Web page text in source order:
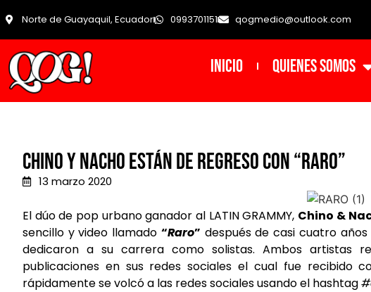
Norte de Guayaquil, Ecuador 0993701151 qogmedio@outlook.com
INICIO Quienes Somos
CHINO Y NACHO ESTÁN DE REGRESO CON “RARO”
13 marzo 2020
El dúo de pop urbano ganador al LATIN GRAMMY, Chino &
sencillo y video llamado “Raro” después de casi cuatro
dedicaron a su carrera como solistas. Ambos artistas
publicaciones en sus redes sociales el cual fue recibido
rápidamente se volcó a las redes sociales usando el hashtag